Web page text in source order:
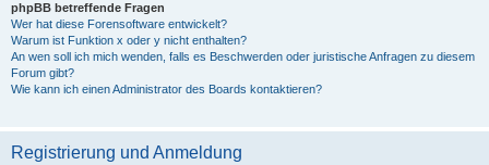
phpBB betreffende Fragen
Wer hat diese Forensoftware entwickelt?
Warum ist Funktion x oder y nicht enthalten?
An wen soll ich mich wenden, falls es Beschwerden oder juristische Anfragen zu diesem
Forum gibt?
Wie kann ich einen Administrator des Boards kontaktieren?
Registrierung und Anmeldung